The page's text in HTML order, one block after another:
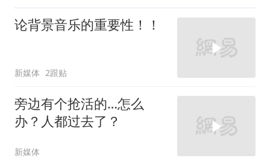
论背景音乐的重要性！！
新媒体 2跟贴
旁边有个抢活的…怎么
办？人都过去了？
新媒体